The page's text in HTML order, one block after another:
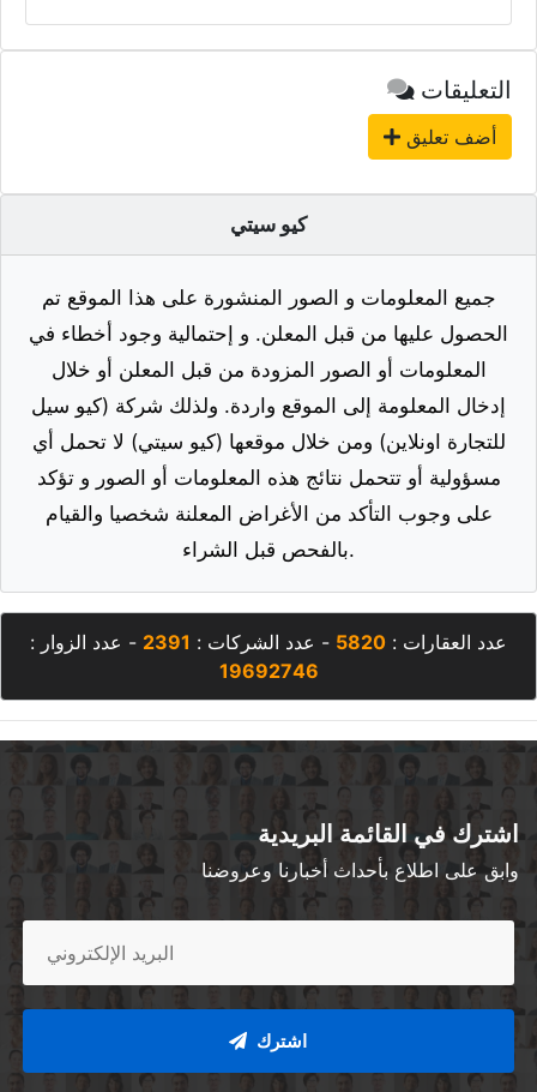
التعليقات
أضف تعليق
كيو سيتي
جميع المعلومات و الصور المنشورة على هذا الموقع تم
الحصول عليها من قبل المعلن. و إحتمالية وجود أخطاء في
المعلومات أو الصور المزودة من قبل المعلن أو خلال
إدخال المعلومة إلى الموقع واردة. ولذلك شركة (كيو سيل
للتجارة اونلاين) ومن خلال موقعها (كيو سيتي) لا تحمل أي
مسؤولية أو تتحمل نتائج هذه المعلومات أو الصور و تؤكد
على وجوب التأكد من الأغراض المعلنة شخصيا والقيام
بالفحص قبل الشراء.
عدد العقارات : 5820 - عدد الشركات : 2391 - عدد الزوار :
19692746
اشترك في القائمة البريدية
وابق على اطلاع بأحداث أخبارنا وعروضنا
اشترك